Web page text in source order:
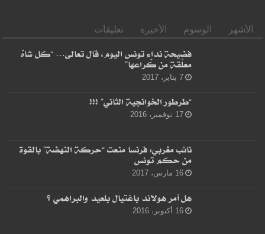
الأشهر الوسوم الأخيرة تعليقات
فضيحة نداء تونس اليوم، قال تعالى… “كل شاهْ
معلّقة من كْراعها”
7 يناير، 2017
“طرطور الخوانجية الثاني” !!!
17 نوفمبر، 2016
نائب مغربي: فرنسا منعت “حركة النهضة” بالقوة
من حكم تونس
16 مارس، 2017
هل أمر هولاند باغتيال بلعيد والبراهمي ؟
16 أكتوبر، 2016